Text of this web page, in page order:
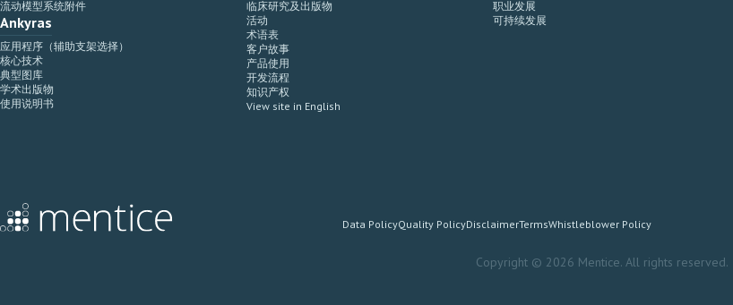
流动模型系统附件
Ankyras
应用程序（辅助支架选择）
核心技术
典型图库
学术出版物
使用说明书
临床研究及出版物
活动
术语表
客户故事
产品使用
开发流程
知识产权
View site in English
职业发展
可持续发展
Data PolicyQuality PolicyDisclaimerTermsWhistleblower Policy
Copyright © 2026 Mentice. All rights reserved.